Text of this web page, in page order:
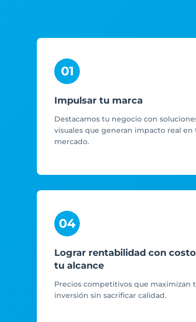
01
Impulsar tu marca
Destacamos tu negocio con
visuales que generan impacto real en
mercado.
04
Lograr rentabilidad con
tu alcance
Precios competitivos que maximizan
inversión sin sacrificar calidad.